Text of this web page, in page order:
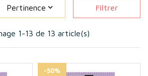
Pertinence  Filtrer
1-13 de 13 article(s)
-50%